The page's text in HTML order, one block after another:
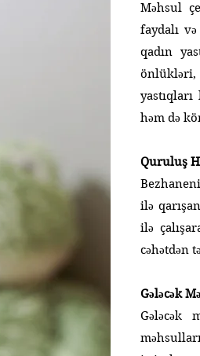
Məhsul
faydalı
qadın
həm də
Quruluş
ilə
ilə
cəhətdən
Gələcək
Gələcək